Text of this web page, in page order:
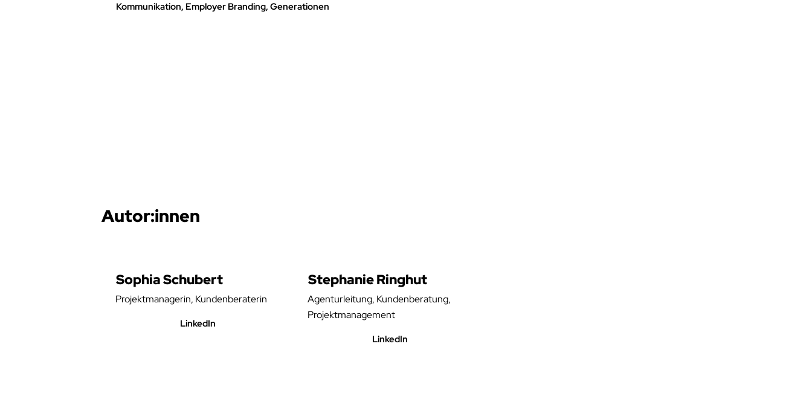
Kommunikation, Employer Branding, Generationen
Autor:innen
Sophia Schubert
Projektmanagerin, Kundenberaterin
LinkedIn
Stephanie Ringhut
Agenturleitung, Kundenberatung,
Projektmanagement
LinkedIn